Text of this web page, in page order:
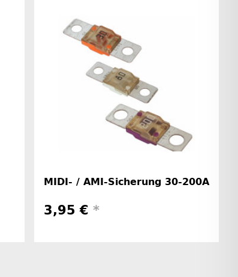
MIDI- / AMI-Sicherung 30-200A
3,95 € *